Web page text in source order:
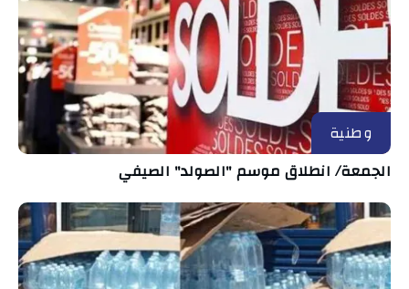
وطنية
الجمعة/ انطلاق موسم "الصولد" الصيفي